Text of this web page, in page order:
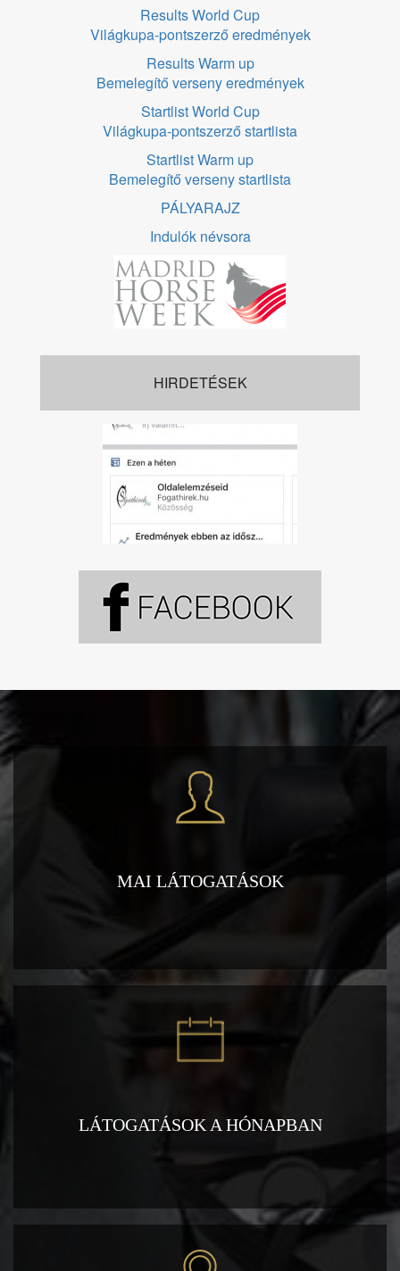
Results World Cup
Világkupa-pontszerző eredmények
Results Warm up
Bemelegítő verseny eredmények
Startlist World Cup
Világkupa-pontszerző startlista
Startlist Warm up
Bemelegítő verseny startlista
PÁLYARAJZ
Indulók névsora
HIRDETÉSEK
MAI LÁTOGATÁSOK
LÁTOGATÁSOK A HÓNAPBAN